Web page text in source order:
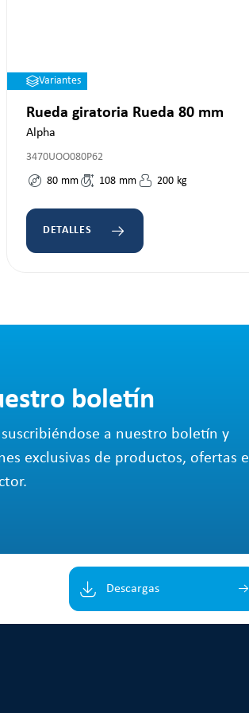
Variantes
Rueda giratoria Rueda 80 mm
Alpha
3470UOO080P62
80 mm 108 mm 200 kg
DETALLES
boletín
a nuestro boletín y
exclusivas de productos, ofertas e
Descargas